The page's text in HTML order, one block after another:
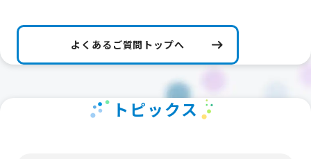
よくあるご質問トップへ
トピックス